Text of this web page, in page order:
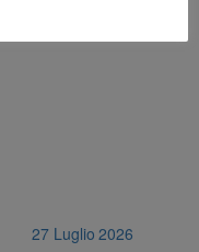
27 Luglio 2026